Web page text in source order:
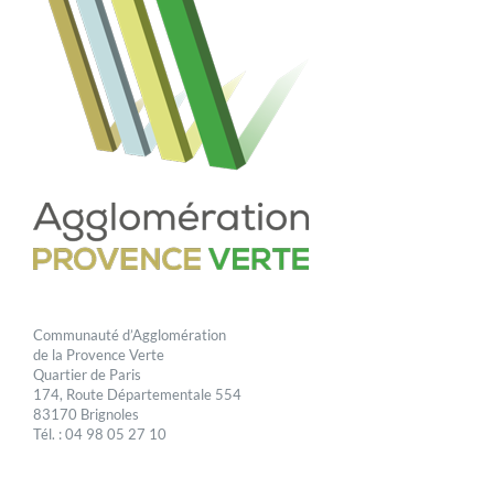
Communauté d’Agglomération
de la Provence Verte
Quartier de Paris
174, Route Départementale 554
83170 Brignoles
Tél. : 04 98 05 27 10